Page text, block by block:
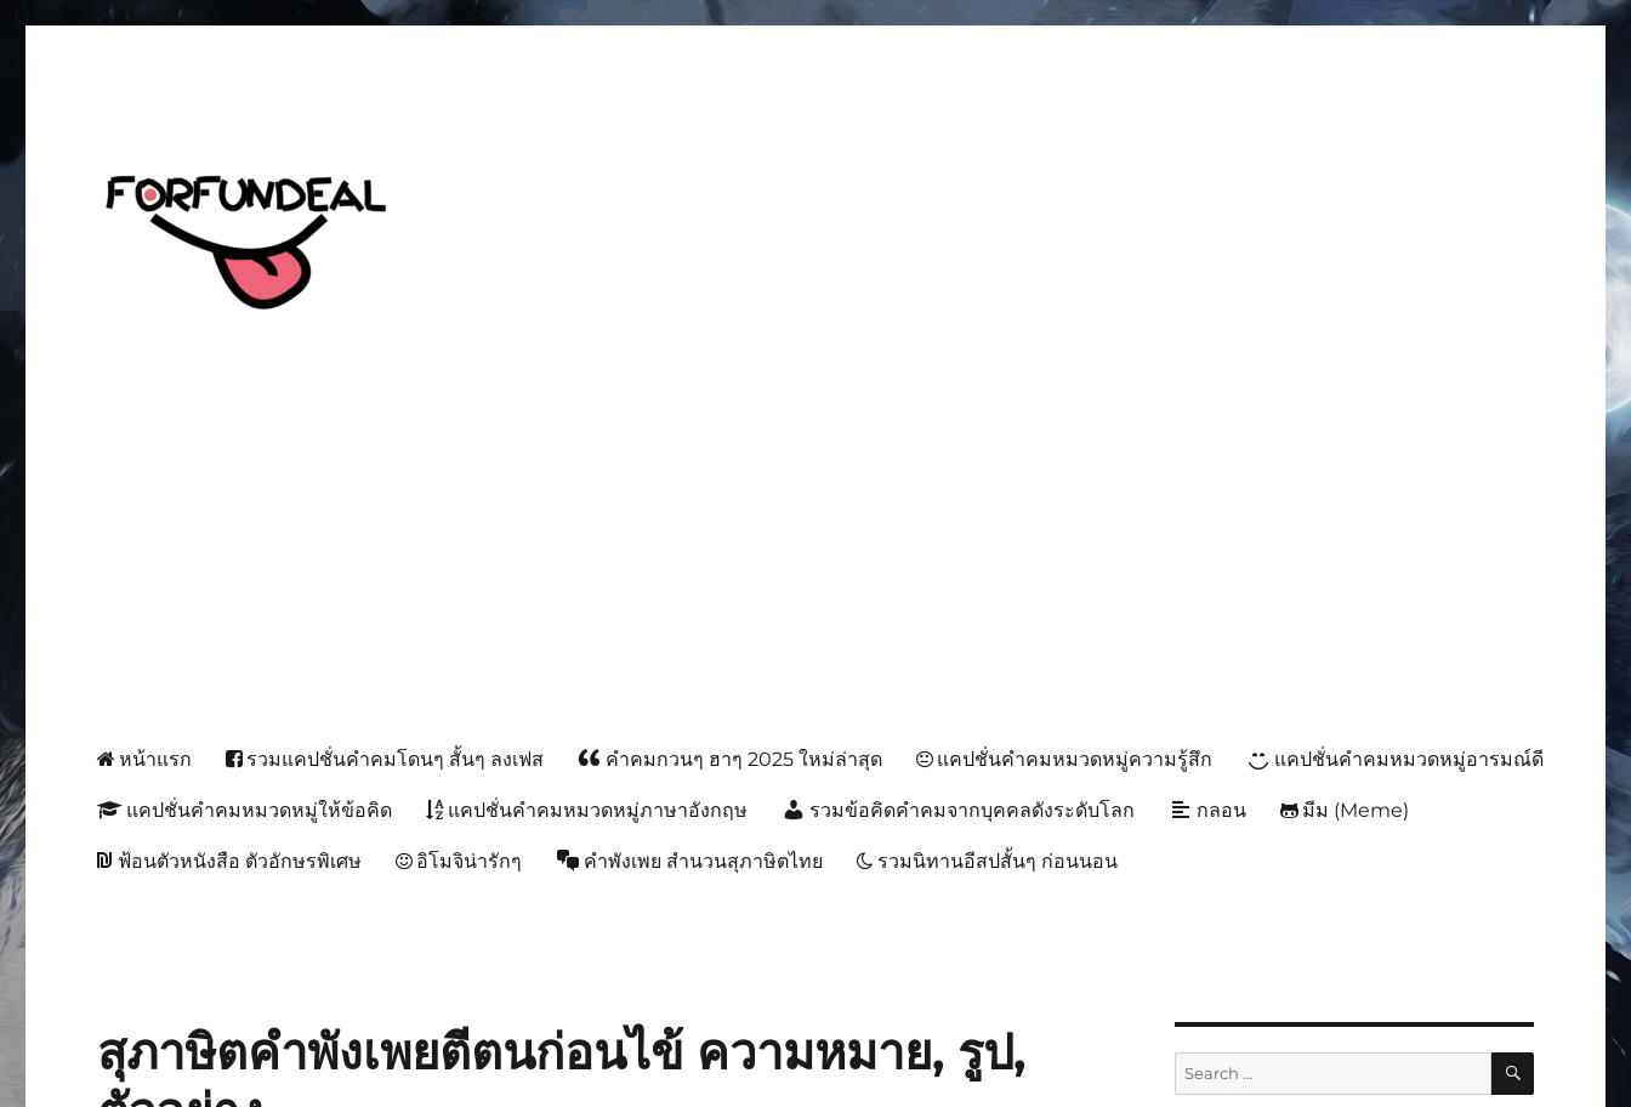
หน้าแรก รวมแคปชั่นคำคมโดนๆ สั้นๆ ลงเฟส คำคมกวนๆ ฮาๆ 2025 ใหม่ล่าสุด แคปชั่นคำคมหมวดหมู่ความรู้สึก แคปชั่นคำคมหมวดหมู่อารมณ์ดี
แคปชั่นคำคมหมวดหมู่ให้ข้อคิด แคปชั่นคำคมหมวดหมู่ภาษาอังกฤษ รวมข้อคิดคำคมจากบุคคลดังระดับโลก กลอน มีม (Meme)
ฟ้อนตัวหนังสือ ตัวอักษรพิเศษ อิโมจิน่ารักๆ คำพังเพย สำนวนสุภาษิตไทย รวมนิทานอีสปสั้นๆ ก่อนนอน
สุภาษิตคำพังเพยตีตนก่อนไข้ ความหมาย, รูป,